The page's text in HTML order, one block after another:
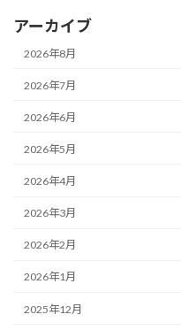
アーカイブ
2026年8月
2026年7月
2026年6月
2026年5月
2026年4月
2026年3月
2026年2月
2026年1月
2025年12月